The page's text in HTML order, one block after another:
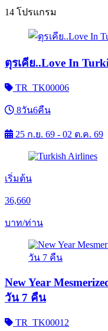
14 โปรแกรม
ตุรเคีย..Love In
TR_TK00006
8วัน6คืน
25 ก.ย. 69 - 02 ต.ค. 69
เริ่มต้น
36,660
บาท/ท่าน
New Year
วัน 7 คืน
TR_TK00012